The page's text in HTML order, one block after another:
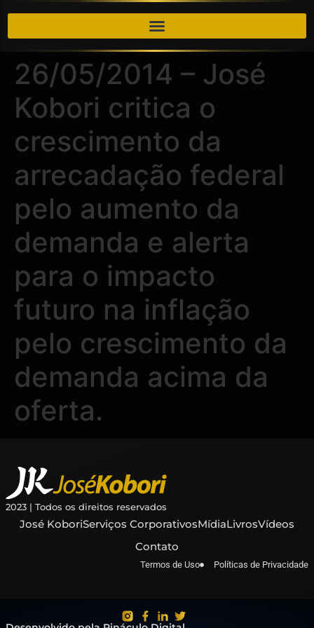
26/05/2014 – José
Kobori critica o
crescimento da
arrecadação federal
pelo aumento da
demanda e alerta
para o impacto
futuro na inflação
pelo crescimento da
demanda acima da
oferta.
2023 | Todos os direitos reservados
José KoboriServiços CorporativosMídiaLivrosVídeos
Contato
Termos de Uso Políticas de Privacidade